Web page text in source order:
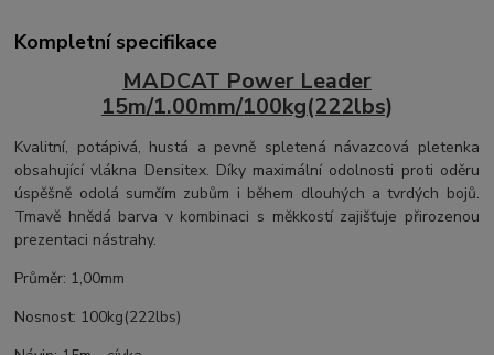
Kompletní specifikace
MADCAT Power Leader
15m/1.00mm/100kg(222lbs)
Kvalitní, potápivá, hustá a pevně spletená návazcová pletenka
obsahující vlákna Densitex. Díky maximální odolnosti proti oděru
úspěšně odolá sumčím zubům i během dlouhých a tvrdých bojů.
Tmavě hnědá barva v kombinaci s měkkostí zajišťuje přirozenou
prezentaci nástrahy.
Průměr: 1,00mm
Nosnost: 100kg(222lbs)